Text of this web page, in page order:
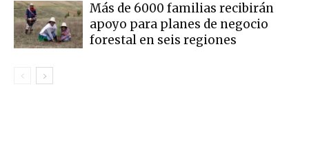
Más de 6000 familias recibirán
apoyo para planes de negocio
forestal en seis regiones